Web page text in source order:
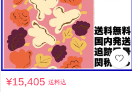
¥15,405送料込